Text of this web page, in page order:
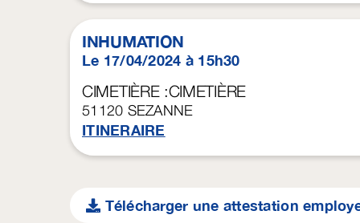
INHUMATION
Le 17/04/2024 à 15h30
CIMETIÈRE :CIMETIÈRE
51120 SEZANNE
ITINERAIRE
Télécharger une attestation